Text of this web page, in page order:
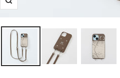
ズ
イ